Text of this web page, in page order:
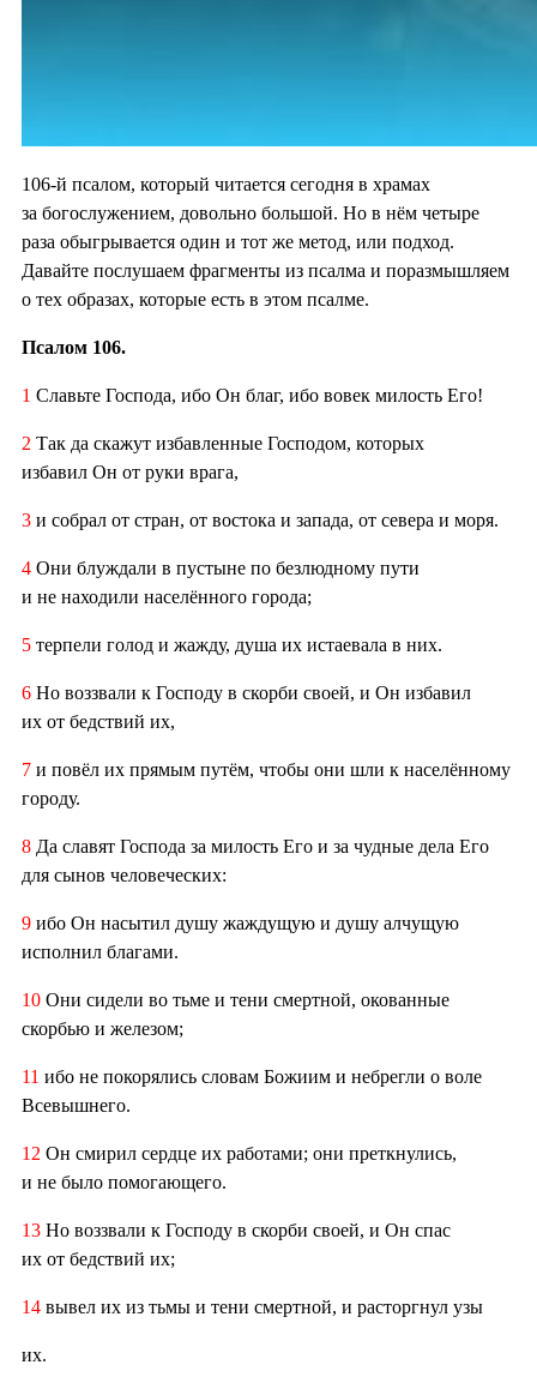
106-й псалом, который читается сегодня в храмах
за богослужением, довольно большой. Но в нём четыре
раза обыгрывается один и тот же метод, или подход.
Давайте послушаем фрагменты из псалма и поразмышляем
о тех образах, которые есть в этом псалме.
Псалом 106.
1 Славьте Господа, ибо Он благ, ибо вовек милость Его!
2 Так да скажут избавленные Господом, которых
избавил Он от руки врага,
3 и собрал от стран, от востока и запада, от севера и моря.
4 Они блуждали в пустыне по безлюдному пути
и не находили населённого города;
5 терпели голод и жажду, душа их истаевала в них.
6 Но воззвали к Господу в скорби своей, и Он избавил
их от бедствий их,
7 и повёл их прямым путём, чтобы они шли к населённому
городу.
8 Да славят Господа за милость Его и за чудные дела Его
для сынов человеческих:
9 ибо Он насытил душу жаждущую и душу алчущую
исполнил благами.
10 Они сидели во тьме и тени смертной, окованные
скорбью и железом;
11 ибо не покорялись словам Божиим и небрегли о воле
Всевышнего.
12 Он смирил сердце их работами; они преткнулись,
и не было помогающего.
13 Но воззвали к Господу в скорби своей, и Он спас
их от бедствий их;
14 вывел их из тьмы и тени смертной, и расторгнул узы
их.